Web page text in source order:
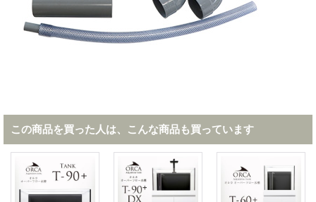
この商品を買った人は、こんな商品も買っています